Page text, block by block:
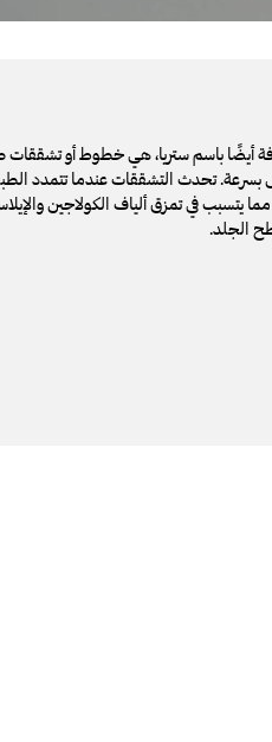
أيضًا باسمستريا، هي خطوط أو تشققات
بسرعة. تحدث التشققات عندما تتمدد
مما يتسبب في تمزق ألياف الكولاجين
الجلد.